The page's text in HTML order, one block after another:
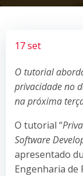
17 set
O tutorial
privacidade no
na próxima
O tutorial “
Software
apresentado
Engenharia de